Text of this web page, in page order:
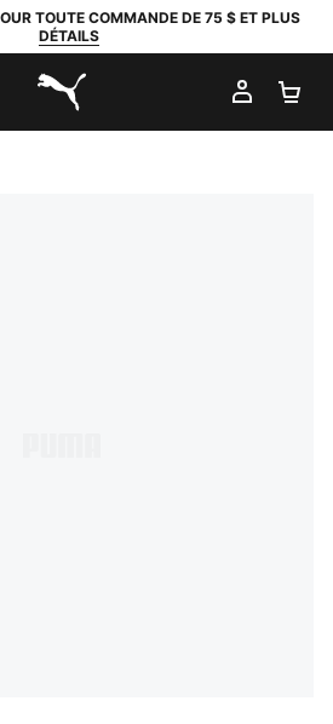
TOUTE COMMANDE DE 75 $ ET PLUS
DÉTAILS
PUMA.com
MON